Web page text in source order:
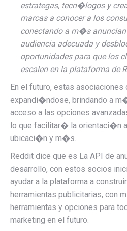
estrategas, tecn�logos y
marcas a conocer a los
conectando a m�s
audiencia adecuada y
oportunidades para que los
escalen en la plataforma de
En el futuro, estas
expandi�ndose, brindando a
acceso a las opciones
lo que facilitar� la orientaci�n
ubicaci�n y m�s.
Reddit dice que es La API de
desarrollo, con estos socios
ayudar a la plataforma a
herramientas publicitarias, con
herramientas y opciones para
marketing en el futuro.